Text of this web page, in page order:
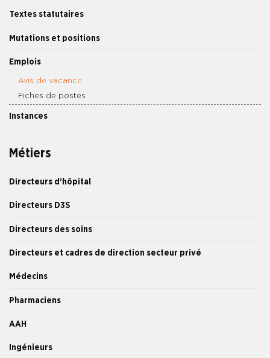
Textes statutaires
Mutations et positions
Emplois
Avis de vacance
Fiches de postes
Instances
Métiers
Directeurs d’hôpital
Directeurs D3S
Directeurs des soins
Directeurs et cadres de direction secteur privé
Médecins
Pharmaciens
AAH
Ingénieurs